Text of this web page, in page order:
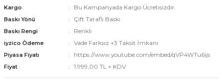
Kargo Bu Kampanyada Kargo Ücretisizdir.
Baskı Yönü Çift Taraflı Baskı
Baskı Rengi Renkli
iyzico Ödeme Vade Farksız +3 Taksit İmkanı
Piyasa Fiyatı https://www.youtube.com/embed/qVP4WTu6ijs
Fiyat 1.999,00 TL + KDV